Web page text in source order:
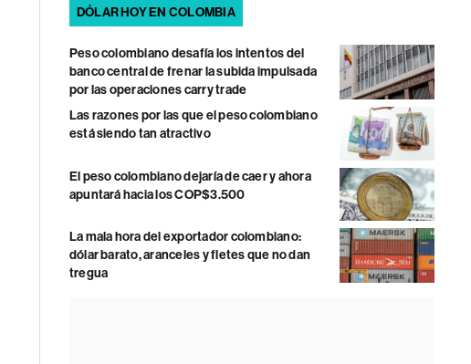
DÓLAR HOY EN COLOMBIA
Peso colombiano desafía los intentos del
banco central de frenar la subida impulsada
por las operaciones carry trade
Las razones por las que el peso colombiano
está siendo tan atractivo
El peso colombiano dejaría de caer y ahora
apuntará hacia los COP$3.500
La mala hora del exportador colombiano:
dólar barato, aranceles y fletes que no dan
tregua